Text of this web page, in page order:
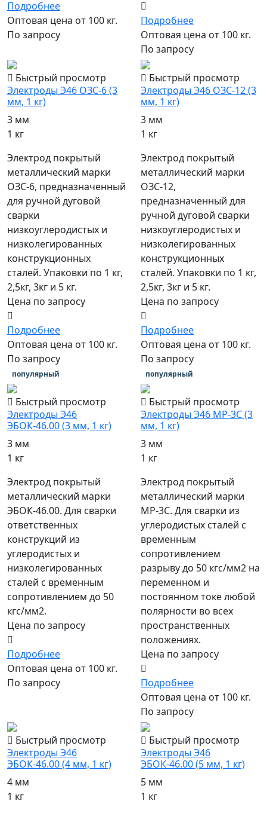
Подробнее
Оптовая цена от 100 кг.
По запросу
Подробнее
Оптовая цена от 100 кг.
По запросу
Быстрый просмотр
Электроды Э46 ОЗС-6 (3
мм, 1 кг)
3 мм
1 кг
Электрод покрытый
металлический марки
ОЗС-6, предназначенный
для ручной дуговой
сварки
низкоуглеродистых и
низколегированных
конструкционных
сталей. Упаковки по 1 кг,
2,5кг, 3кг и 5 кг.
Цена по запросу
Подробнее
Оптовая цена от 100 кг.
По запросу
Быстрый просмотр
Электроды Э46 ОЗС-12 (3
мм, 1 кг)
3 мм
1 кг
Электрод покрытый
металлический марки
ОЗС-12,
предназначенный для
ручной дуговой сварки
низкоуглеродистых и
низколегированных
конструкционных
сталей. Упаковки по 1 кг,
2,5кг, 3кг и 5 кг.
Цена по запросу
Подробнее
Оптовая цена от 100 кг.
По запросу
популярный
Быстрый просмотр
Электроды Э46
ЭБОК-46.00 (3 мм, 1 кг)
3 мм
1 кг
Электрод покрытый
металлический марки
ЭБОК-46.00. Для сварки
ответственных
конструкций из
углеродистых и
низколегированных
сталей с временным
сопротивлением до 50
кгс/мм2.
Цена по запросу
Подробнее
Оптовая цена от 100 кг.
По запросу
популярный
Быстрый просмотр
Электроды Э46 МР-3С (3
мм, 1 кг)
3 мм
1 кг
Электрод покрытый
металлический марки
МР-3С. Для сварки из
углеродистых сталей с
временным
сопротивлением
разрыву до 50 кгс/мм2 на
переменном и
постоянном токе любой
полярности во всех
пространственных
положениях.
Цена по запросу
Подробнее
Оптовая цена от 100 кг.
По запросу
Быстрый просмотр
Электроды Э46
ЭБОК-46.00 (4 мм, 1 кг)
4 мм
1 кг
Быстрый просмотр
Электроды Э46
ЭБОК-46.00 (5 мм, 1 кг)
5 мм
1 кг